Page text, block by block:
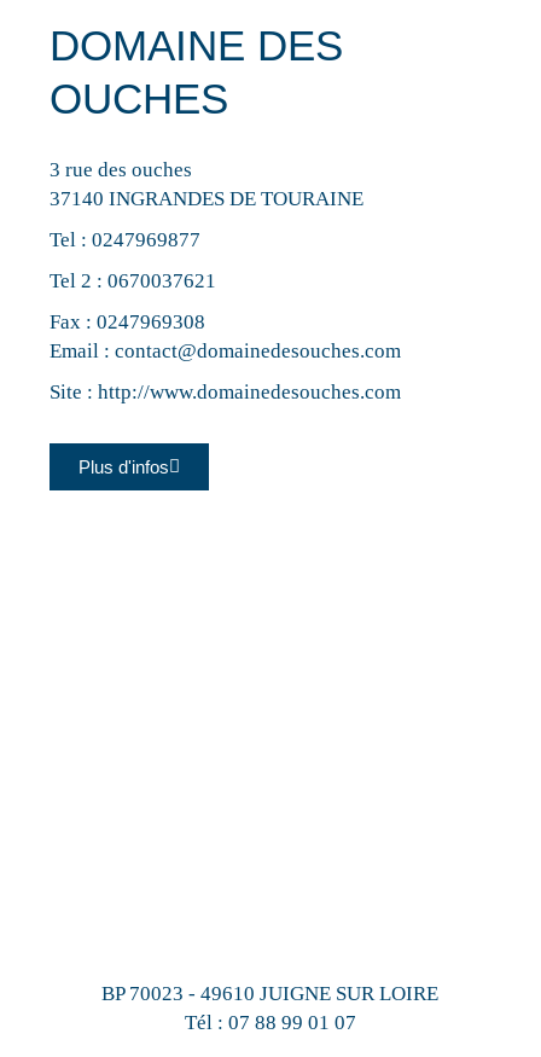
DOMAINE DES
OUCHES
3 rue des ouches
37140 INGRANDES DE TOURAINE
Tel :0247969877
Tel 2 :0670037621
Fax : 0247969308
Email :contact@domainedesouches.com
Site :http://www.domainedesouches.com
Plus d'infos
BP 70023 - 49610 JUIGNE SUR LOIRE
Tél : 07 88 99 01 07